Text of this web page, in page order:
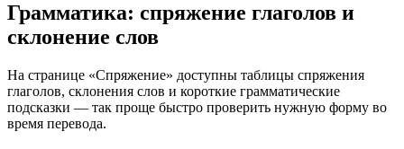
Грамматика: спряжение глаголов и
склонение слов
На странице «Спряжение» доступны таблицы спряжения
глаголов, склонения слов и короткие грамматические
подсказки — так проще быстро проверить нужную форму во
время перевода.